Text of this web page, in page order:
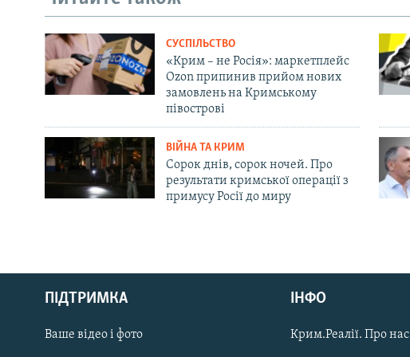
Русский
Qırımtatar
ДОЛУЧАЙСЯ!
СУСПІЛЬСТВО
«Крим – не Росія»: маркетплейс
Ozon припинив прийом нових
замовлень на Кримському
півострові
ВІЙНА ТА КРИМ
Сорок днів, сорок ночей. Про
результати кримської операції з
примусу Росії до миру
ПІДТРИМКА
Ваше відео і фото
ІНФО
Крим.Реалії. Про нас